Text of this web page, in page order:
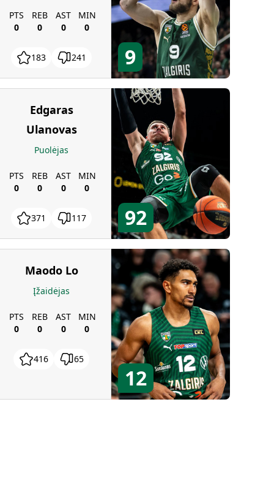
PTS
0
REB
0
AST
0
MIN
0
183 241 9
Edgaras
Ulanovas
Puolėjas
PTS
0
REB
0
AST
0
MIN
0
371 117 92
Maodo Lo
Įžaidėjas
PTS
0
REB
0
AST
0
MIN
0
416 65
12